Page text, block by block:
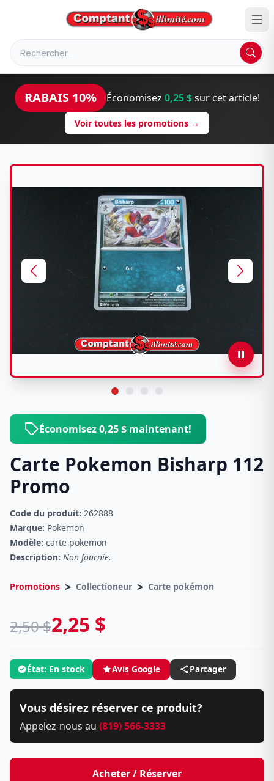
RABAIS 10% Économisez 0,25 $sur cet article!
Voir toutes les promotions →
Économisez 0,25 $ maintenant!
Carte Pokemon Bisharp 112
Promo
Code du produit: 262888
Marque: Pokemon
Modèle: carte pokemon
Description: Non fournie.
Promotions > Collectioneur > Carte pokémon
2,50 $2,25 $
État: En stock Avis Google Partager
Vous désirez réserver ce produit?
Appelez-nous au (819) 566-3333
Acheter / Réserver